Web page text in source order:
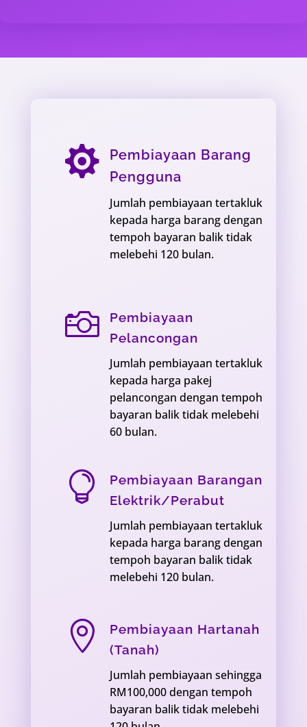

Pembiayaan Barang
Pengguna
Jumlah pembiayaan tertakluk
kepada harga barang dengan
tempoh bayaran balik tidak
melebehi 120 bulan.

Pembiayaan
Pelancongan
Jumlah pembiayaan tertakluk
kepada harga pakej
pelancongan dengan tempoh
bayaran balik tidak melebehi
60 bulan.

Pembiayaan Barangan
Elektrik/Perabut
Jumlah pembiayaan tertakluk
kepada harga barang dengan
tempoh bayaran balik tidak
melebehi 120 bulan.

Pembiayaan Hartanah
(Tanah)
Jumlah pembiayaan sehingga
RM100,000 dengan tempoh
bayaran balik tidak melebehi